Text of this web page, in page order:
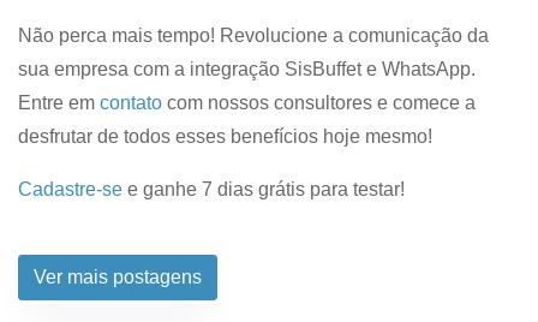
Não perca mais tempo! Revolucione a comunicação da
sua empresa com a integração SisBuffet e WhatsApp.
Entre em contato com nossos consultores e comece a
desfrutar de todos esses benefícios hoje mesmo!
Cadastre-se e ganhe 7 dias grátis para testar!
Ver mais postagens